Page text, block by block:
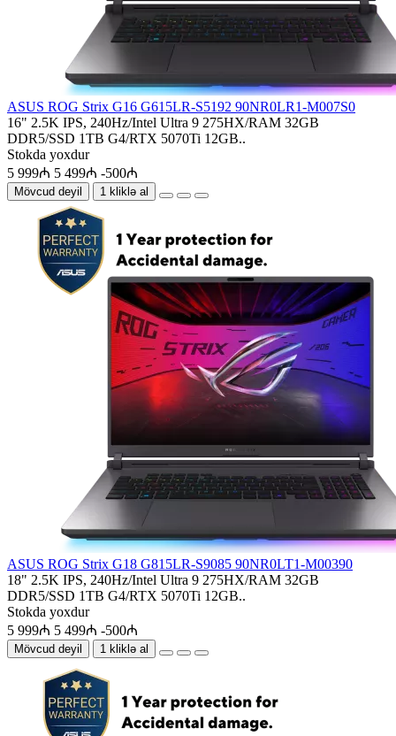
ASUS ROG Strix G16 G615LR-S5192 90NR0LR1-M007S0
16" 2.5K IPS, 240Hz/Intel Ultra 9 275HX/RAM 32GB
DDR5/SSD 1TB G4/RTX 5070Ti 12GB..
Stokda yoxdur
5 999₼ 5 499₼ -500₼
Mövcud deyil 1 kliklə al
ASUS ROG Strix G18 G815LR-S9085 90NR0LT1-M00390
18" 2.5K IPS, 240Hz/Intel Ultra 9 275HX/RAM 32GB
DDR5/SSD 1TB G4/RTX 5070Ti 12GB..
Stokda yoxdur
5 999₼ 5 499₼ -500₼
Mövcud deyil 1 kliklə al